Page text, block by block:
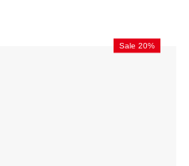
Sale 20%